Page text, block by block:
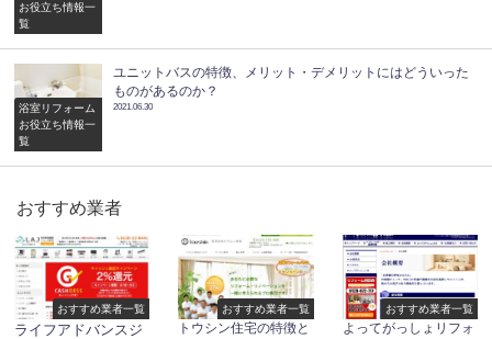
お役立ち情報一
覧
浴室リフォーム
お役立ち情報一
覧
ユニットバスの特徴、メリット・デメリットにはどういった
ものがあるのか？
2021.06.30
おすすめ業者
おすすめ業者一覧
ライフアドバンスジ
おすすめ業者一覧
トウシン住宅の特徴と
おすすめ業者一覧
よってがっしょリフォ